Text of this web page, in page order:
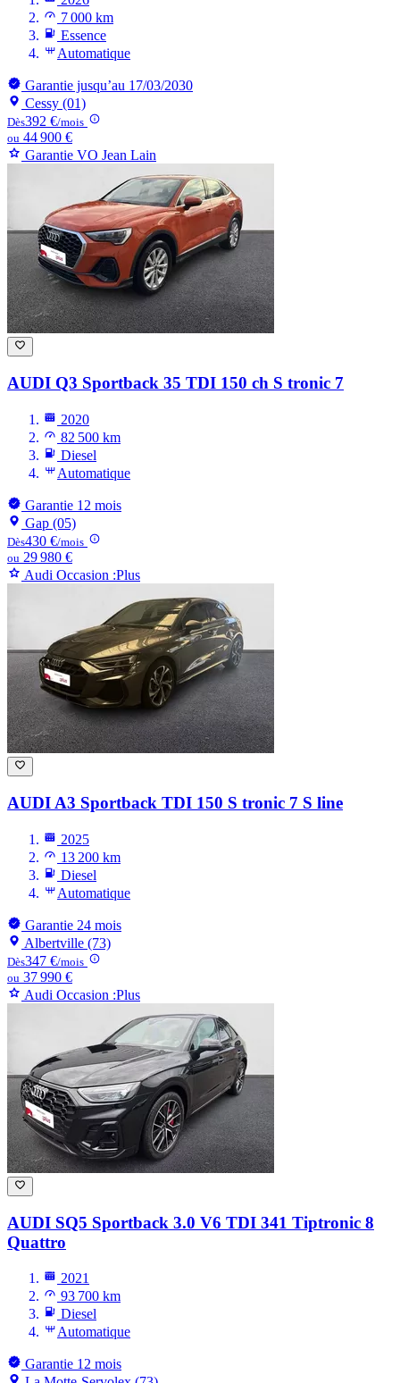
7 000 km
Essence
Automatique
Garantie jusqu’au 17/03/2030
Cessy (01)
Dès392 €/mois
ou 44 900 €
Garantie VO Jean Lain
AUDI Q3 Sportback 35 TDI 150 ch S tronic 7
2020
82 500 km
Diesel
Automatique
Garantie 12 mois
Gap (05)
Dès430 €/mois
ou 29 980 €
Audi Occasion :Plus
AUDI A3 Sportback TDI 150 S tronic 7 S line
2025
13 200 km
Diesel
Automatique
Garantie 24 mois
Albertville (73)
Dès347 €/mois
ou 37 990 €
Audi Occasion :Plus
AUDI SQ5 Sportback 3.0 V6 TDI 341 Tiptronic 8
Quattro
2021
93 700 km
Diesel
Automatique
Garantie 12 mois